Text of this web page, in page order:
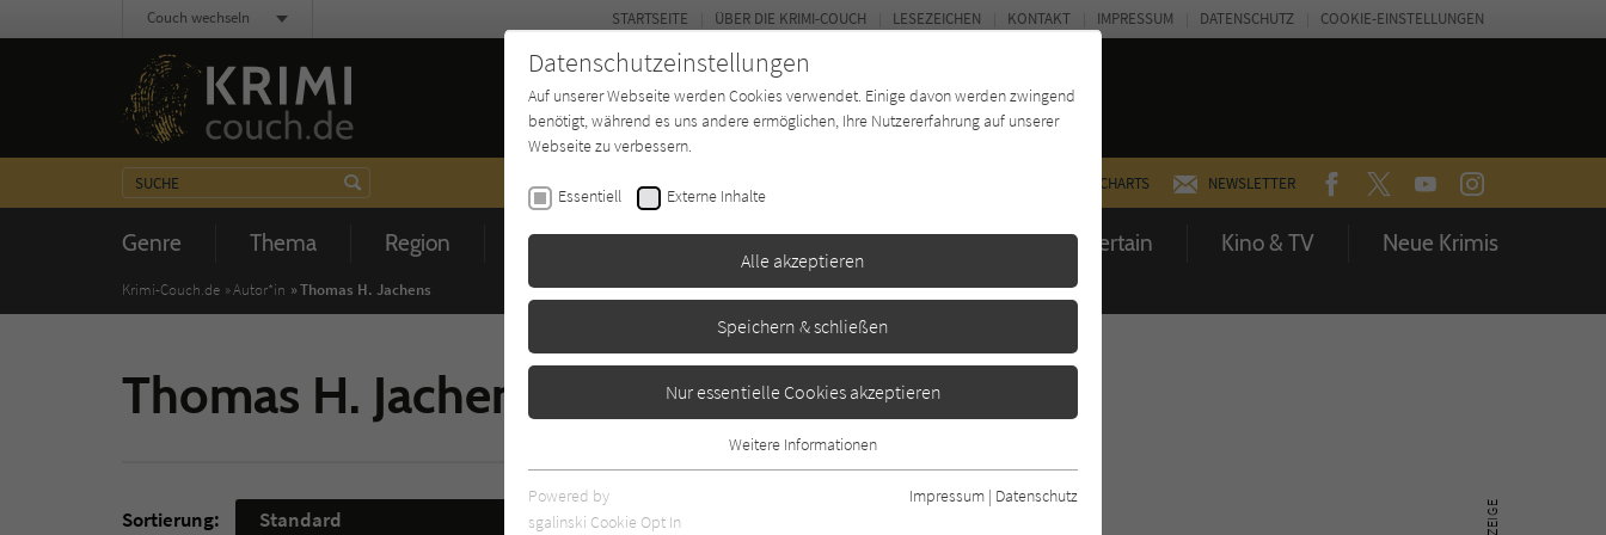
CHARTS NEWSLETTER FACEBOOKTWITTERYOUTUBEINSTAGRAM
Genre Thema Region Zeit Buchtyp Autor*in Magazin Entertain Kino & TV Neue Krimis
STARTSEITE ÜBER DIE KRIMI-COUCH LESEZEICHEN KONTAKT IMPRESSUM DATENSCHUTZ COOKIE-EINSTELLUNGEN
Couch wechseln
Krimi-Couch.de Autor*in Thomas H. Jachens
Thomas H. Jachens
Sortierung:
Standard
Datenschutzeinstellungen
Auf unserer Webseite werden Cookies verwendet. Einige davon werden zwingend
benötigt, während es uns andere ermöglichen, Ihre Nutzererfahrung auf unserer
Webseite zu verbessern.
Essentiell Externe Inhalte
Alle akzeptieren
Speichern & schließen
Nur essentielle Cookies akzeptieren
Essentielle Cookies werden für grundlegende Funktionen der Webseite
benötigt. Dadurch ist gewährleistet, dass die Webseite einwandfrei
Weitere Informationen
Powered by
sgalinski Cookie Opt In
Impressum | Datenschutz